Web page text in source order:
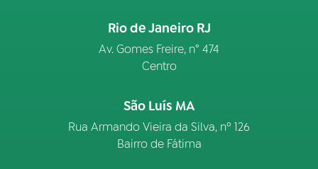
Rio de Janeiro RJ
Av. Gomes Freire, n° 474
Centro
São Luís MA
Rua Armando Vieira da Silva, nº 126
Bairro de Fátima